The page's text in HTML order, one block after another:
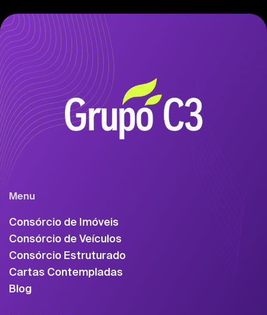
Menu
Consórcio de Imóveis
Consórcio de Veículos
Consórcio Estruturado
Cartas Contempladas
Blog